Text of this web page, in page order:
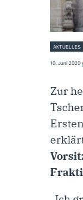
AKTUELLES
10. Juni 2020
Zur